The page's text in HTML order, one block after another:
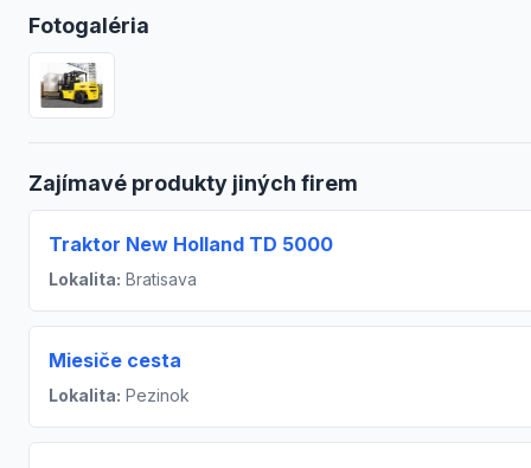
Fotogaléria
Zajímavé produkty jiných firem
Traktor New Holland TD 5000
Lokalita: Bratisava
Miesiče cesta
Lokalita: Pezinok